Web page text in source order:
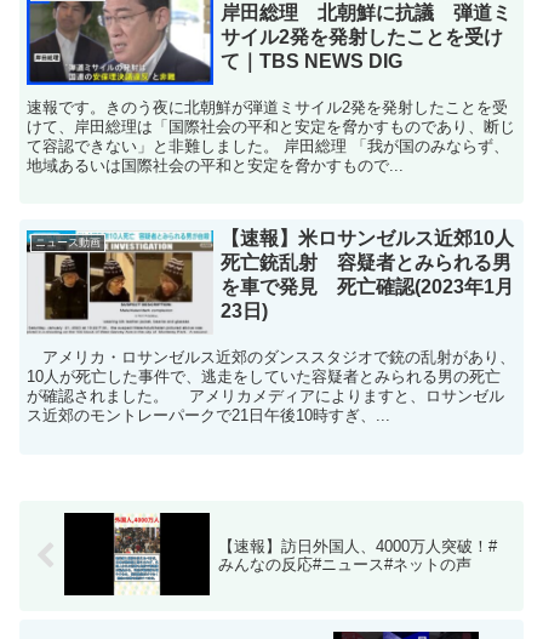
岸田総理 北朝鮮に抗議 弾道ミ
サイル2発を発射したことを受け
て｜TBS NEWS DIG
速報です。きのう夜に北朝鮮が弾道ミサイル2発を発射したことを受
けて、岸田総理は「国際社会の平和と安定を脅かすものであり、断じ
て容認できない」と非難しました。 岸田総理 「我が国のみならず、
地域あるいは国際社会の平和と安定を脅かすもので...
ニュース動画
【速報】米ロサンゼルス近郊10人
死亡銃乱射 容疑者とみられる男
を車で発見 死亡確認(2023年1月
23日)
アメリカ・ロサンゼルス近郊のダンススタジオで銃の乱射があり、
10人が死亡した事件で、逃走をしていた容疑者とみられる男の死亡
が確認されました。 アメリカメディアによりますと、ロサンゼル
ス近郊のモントレーパークで21日午後10時すぎ、...
【速報】訪日外国人、4000万人突破！#
みんなの反応#ニュース#ネットの声